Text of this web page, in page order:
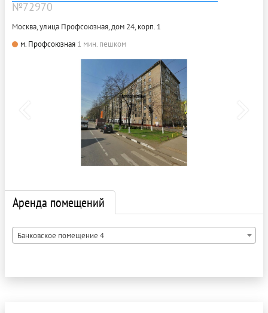
№72970
Москва, улица Профсоюзная, дом 24, корп. 1
м. Профсоюзная 1 мин. пешком
Аренда помещений
Банковское помещение 4